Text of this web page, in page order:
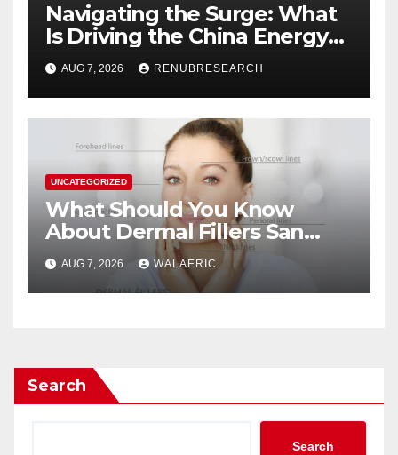
Navigating the Surge: What
Is Driving the China Energy
Drinks Market Growth
Through 2034?
AUG 7, 2026 RENUBRESEARCH
UNCATEGORIZED
What Should You Know
About Dermal Fillers San
Jose Longevity?
AUG 7, 2026 WALAERIC
Search
Search